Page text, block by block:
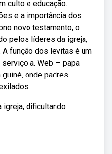
culto e educação.
e a importância dos
novo testamento, o
pelos líderes da igreja,
função dos levitas é um
a. Web — papa
onde padres
igreja, dificultando